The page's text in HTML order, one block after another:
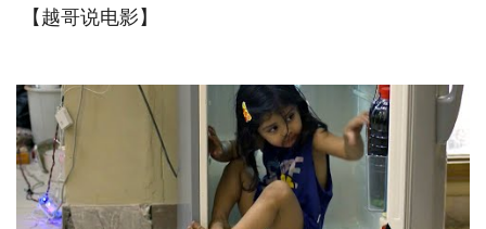
【越哥说电影】